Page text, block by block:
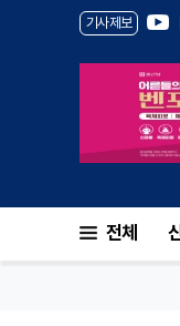
기사제보
전체